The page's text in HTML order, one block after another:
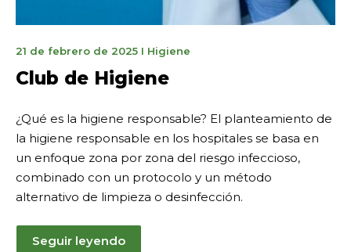
21 de febrero de 20255
2026
I Higiene
Club de Higiene
¿Qué es la higiene responsable? El planteamiento de
la higiene responsable en los hospitales se basa en
un enfoque zona por zona del riesgo infeccioso,
combinado con un protocolo y un método
alternativo de limpieza o desinfección.
Seguir leyendo